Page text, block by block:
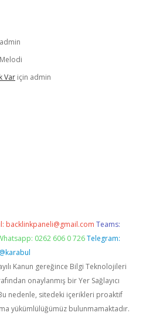
admin
Melodi
Var için admin
backlinkpaneli@gmail.com Teams:
0262 606 0 726 Telegram:
@karabul
Kanun gereğince Bilgi Teknolojileri
onaylanmış bir Yer Sağlayıcı
nedenle, sitedeki içerikleri proaktif
yükümlülüğümüz bulunmamaktadır.